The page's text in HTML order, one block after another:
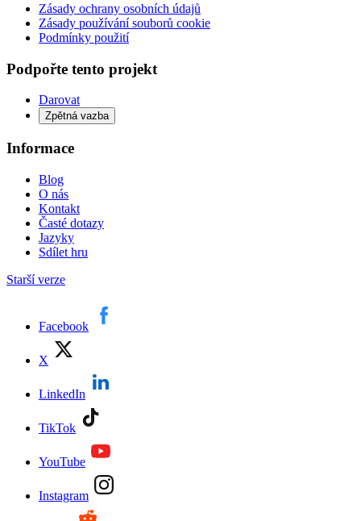
Zásady ochrany osobních údajů
Zásady používání souborů cookie
Podmínky použití
Podpořte tento projekt
Darovat
Zpětná vazba
Informace
Blog
O nás
Kontakt
Časté dotazy
Jazyky
Sdílet hru
Starší verze
Facebook
X
LinkedIn
TikTok
YouTube
Instagram